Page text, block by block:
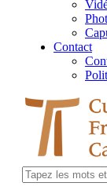
Contact